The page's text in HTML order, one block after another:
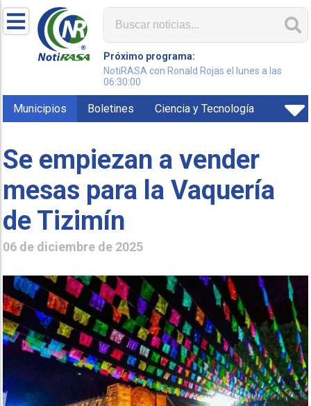
Próximo programa:
NotiRASA con Ronald Rojas el lunes a las
06:30:00
Municipios Boletines Ciencia y Tecnología
Se empiezan a vender
mesas para la Vaquería
de Tizimín
06 de diciembre de 2025